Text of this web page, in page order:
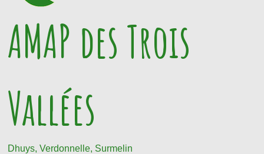
AMAP des Trois
Vallées
Dhuys, Verdonnelle, Surmelin